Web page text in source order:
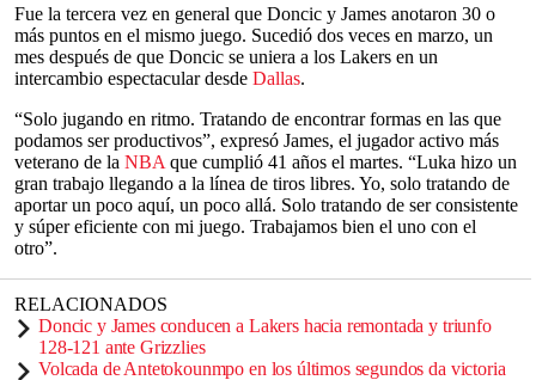
Fue la tercera vez en general que Doncic y James anotaron 30 o
más puntos en el mismo juego. Sucedió dos veces en marzo, un
mes después de que Doncic se uniera a los Lakers en un
intercambio espectacular desde Dallas.
“Solo jugando en ritmo. Tratando de encontrar formas en las que
podamos ser productivos”, expresó James, el jugador activo más
veterano de la NBA que cumplió 41 años el martes. “Luka hizo un
gran trabajo llegando a la línea de tiros libres. Yo, solo tratando de
aportar un poco aquí, un poco allá. Solo tratando de ser consistente
y súper eficiente con mi juego. Trabajamos bien el uno con el
otro”.
RELACIONADOS
Doncic y James conducen a Lakers hacia remontada y triunfo
128-121 ante Grizzlies
Volcada de Antetokounmpo en los últimos segundos da victoria